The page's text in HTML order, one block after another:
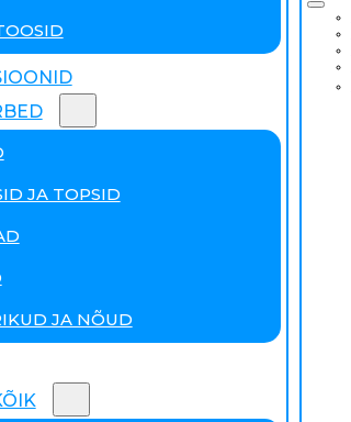
JA TOPSID
JA NÕUD